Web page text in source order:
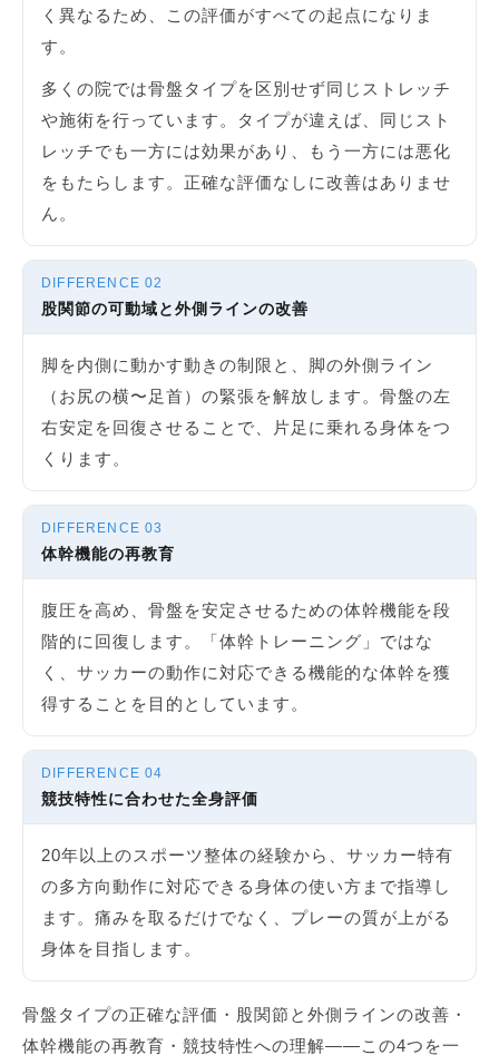
く異なるため、この評価がすべての起点になりま
す。
多くの院では骨盤タイプを区別せず同じストレッチ
や施術を行っています。タイプが違えば、同じスト
レッチでも一方には効果があり、もう一方には悪化
をもたらします。正確な評価なしに改善はありませ
ん。
DIFFERENCE 02
股関節の可動域と外側ラインの改善
脚を内側に動かす動きの制限と、脚の外側ライン
（お尻の横〜足首）の緊張を解放します。骨盤の左
右安定を回復させることで、片足に乗れる身体をつ
くります。
DIFFERENCE 03
体幹機能の再教育
腹圧を高め、骨盤を安定させるための体幹機能を段
階的に回復します。「体幹トレーニング」ではな
く、サッカーの動作に対応できる機能的な体幹を獲
得することを目的としています。
DIFFERENCE 04
競技特性に合わせた全身評価
20年以上のスポーツ整体の経験から、サッカー特有
の多方向動作に対応できる身体の使い方まで指導し
ます。痛みを取るだけでなく、プレーの質が上がる
身体を目指します。
骨盤タイプの正確な評価・股関節と外側ラインの改善・
体幹機能の再教育・競技特性への理解——この4つを一